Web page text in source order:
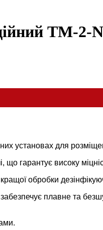
ТМ-2-
установах для
гарантує високу
обробки
плавне та